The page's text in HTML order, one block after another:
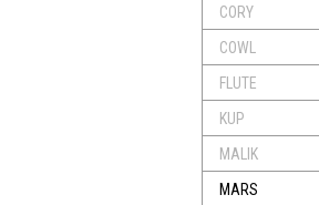
CORY
COWL
FLUTE
KUP
MALIK
MARS